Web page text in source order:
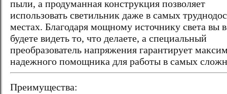
пыли, а продуманная конструкция позволяет
использовать светильник даже в самых
местах. Благодаря мощному источнику света вы
будете видеть то, что делаете, а специальный
преобразователь напряжения гарантирует
надежного помощника для работы в самых
Преимущества: